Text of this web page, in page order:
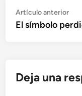
Navegación
de
Artículo anterior
El símbolo
Deja una